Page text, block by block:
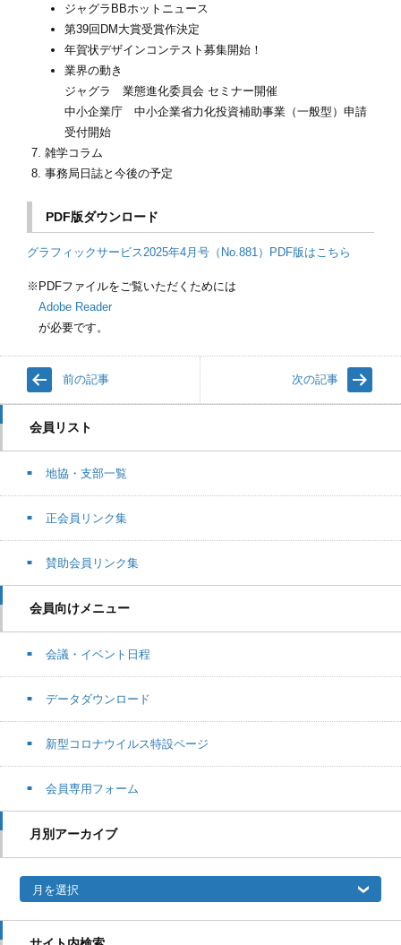
ジャグラBBホットニュース
第39回DM大賞受賞作決定
年賀状デザインコンテスト募集開始！
業界の動き
ジャグラ 業態進化委員会 セミナー開催
中小企業庁 中小企業省力化投資補助事業（一般型）申請
受付開始
雑学コラム
事務局日誌と今後の予定
PDF版ダウンロード
グラフィックサービス2025年4月号（No.881）PDF版はこちら
PDFファイルをご覧いただくためには
Adobe Reader
が必要です。
前の記事 次の記事
会員リスト
地協・支部一覧
正会員リンク集
賛助会員リンク集
会員向けメニュー
会議・イベント日程
データダウンロード
新型コロナウイルス特設ページ
会員専用フォーム
月別アーカイブ
月別アーカイブ